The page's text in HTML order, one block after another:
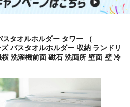
タオルホルダー タワー （
バスタオルホルダー 収納 ランドリ
洗濯機前面 磁石 洗面所 壁面 壁 冷